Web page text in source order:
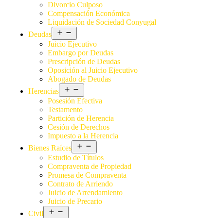
Divorcio Culposo
Compensación Económica
Liquidación de Sociedad Conyugal
Deudas
Juicio Ejecutivo
Embargo por Deudas
Prescripción de Deudas
Oposición al Juicio Ejecutivo
Abogado de Deudas
Herencias
Posesión Efectiva
Testamento
Partición de Herencia
Cesión de Derechos
Impuesto a la Herencia
Bienes Raíces
Estudio de Títulos
Compraventa de Propiedad
Promesa de Compraventa
Contrato de Arriendo
Juicio de Arrendamiento
Juicio de Precario
Civil